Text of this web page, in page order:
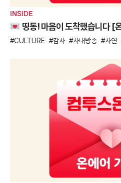
INSIDE
띵동! 마음이 도착했습니다 [
CULTURE 감사 사내방송 사연